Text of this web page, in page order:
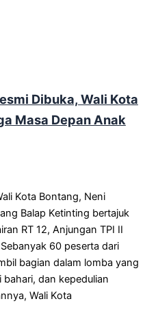
Dibuka, Wali Kota
Masa Depan Anak
Kota Bontang, Neni
Balap Ketinting bertajuk
RT 12, Anjungan TPI II
60 peserta dari
bagian dalam lomba yang
dan kepedulian
Wali Kota